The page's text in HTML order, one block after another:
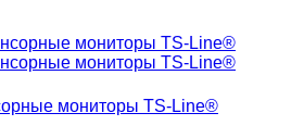
мониторы TS-Line®